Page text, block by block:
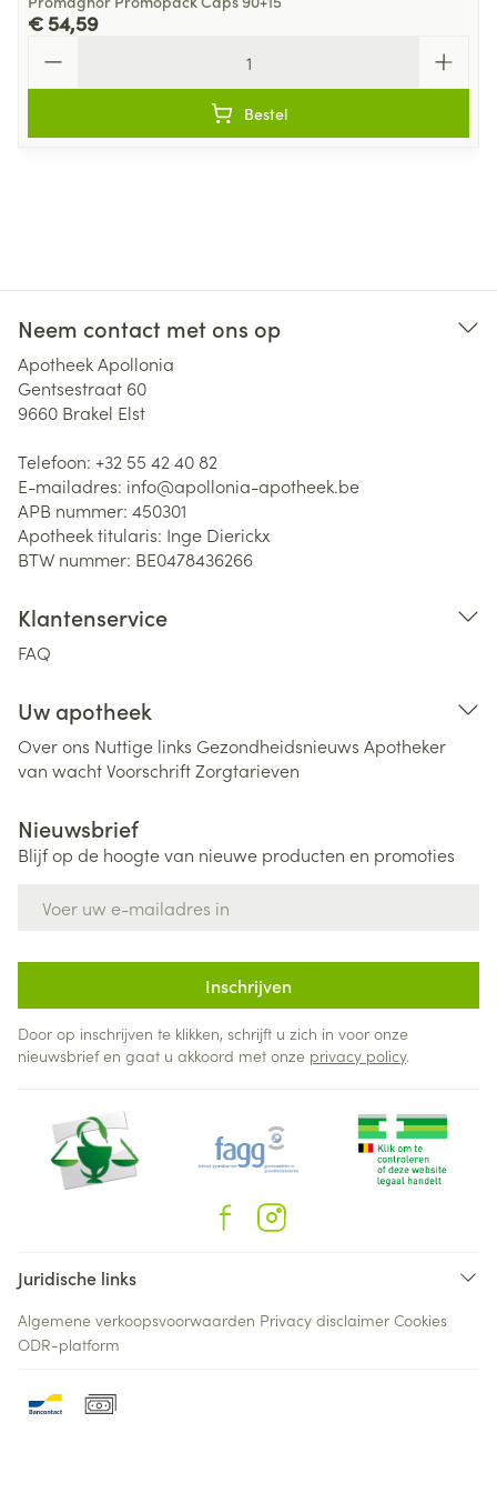
€ 54,59
Bestel
Neem contact met ons op
Apotheek Apollonia
Gentsestraat 60
9660 Brakel Elst
Telefoon: +32 55 42 40 82
E-mailadres: info@apollonia-apotheek.be
APB nummer: 450301
Apotheek titularis: Inge Dierickx
BTW nummer: BE0478436266
Klantenservice
FAQ
Uw apotheek
Over ons Nuttige links Gezondheidsnieuws Apotheker
van wachtVoorschriftZorgtarieven
Nieuwsbrief
Blijf op de hoogte van nieuwe producten en promoties
Inschrijven
Door op inschrijven te klikken, schrijft u zich in voor onze
nieuwsbrief en gaat u akkoord met onze privacy policy.
Juridische links
Algemene verkoopsvoorwaarden Privacy disclaimer Cookies
ODR-platform